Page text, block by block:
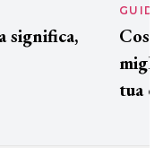
significa,
GUIDE
tua